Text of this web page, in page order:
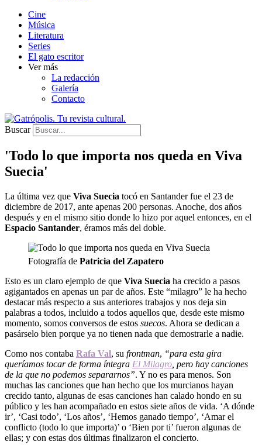
Cine
Música
Literatura
Series
El gato escritor
Ver más
La redacción
Galería
Contacto
Buscar
'Todo lo que importa nos queda en Viva
Suecia'
La última vez que Viva Suecia tocó en Santander fue el 23 de
diciembre de 2017, ante apenas 200 personas. Anoche, dos años
después y en el mismo sitio donde lo hizo por aquel entonces, en el
Espacio Santander, éramos más del doble.
Fotografía de Patricia del Zapatero
Esto es un claro ejemplo de que Viva Suecia ha crecido a pasos
agigantados en apenas un par de años. Este “milagro” le ha hecho
destacar más respecto a sus anteriores trabajos y nos deja sin
palabras a todos, incluido a todos aquellos que, desde este mismo
momento, somos conversos de estos suecos. Ahora se dedican a
pasárselo bien porque ya no tienen nada que demostrarle a nadie.
Como nos contaba Rafa Val, su frontman, “para esta gira
queríamos tocar de forma íntegra El Milagro , pero hay canciones
de la que no podemos separarnos”. Y no es para menos. Son
muchas las canciones que han hecho que los murcianos hayan
crecido tanto, algunas de esas canciones han calado hondo en su
público y les han acompañado en estos siete años de vida. ‘A dónde
ir’, ‘Casi todo’, ‘Los años’, ‘Hemos ganado tiempo’, ‘Amar el
conflicto (todo lo que importa)’ o ‘Bien por ti’ fueron algunas de
ellas; y con estas dos últimas finalizaron el concierto.